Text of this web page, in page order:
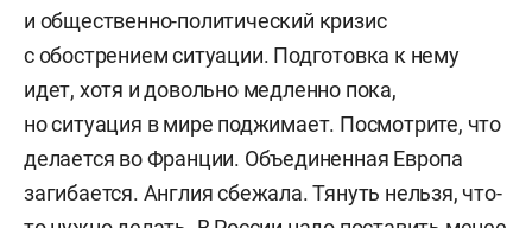
и общественно-политический кризис
с обострением ситуации. Подготовка к нему
идет, хотя и довольно медленно пока,
но ситуация в мире поджимает. Посмотрите, что
делается во Франции. Объединенная Европа
загибается. Англия сбежала. Тянуть нельзя, что-